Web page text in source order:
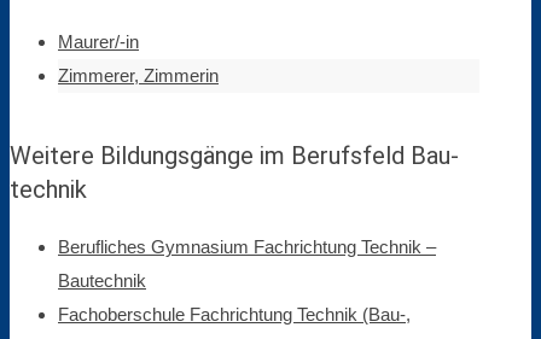
Maurer/-in
Zimmerer, Zimmerin
Weitere Bildungs­gänge im Berufsfeld Bau­
technik
Berufliches Gymnasium Fachrichtung Technik –
Bautechnik
Fachoberschule Fachrichtung Technik (Bau-,